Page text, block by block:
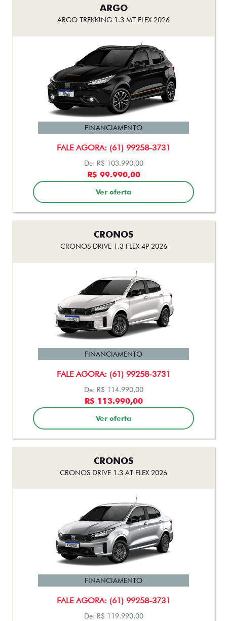
ARGO
ARGO TREKKING 1.3 MT FLEX 2026
FALE AGORA: (61) 99258-3731
FINANCIAMENTO
De: R$ 103.990,00
R$ 99.990,00
Ver oferta
CRONOS
CRONOS DRIVE 1.3 FLEX 4P 2026
FALE AGORA: (61) 99258-3731
FINANCIAMENTO
De: R$ 114.990,00
R$ 113.990,00
Ver oferta
CRONOS
CRONOS DRIVE 1.3 AT FLEX 2026
FALE AGORA: (61) 99258-3731
FINANCIAMENTO
De: R$ 119.990,00